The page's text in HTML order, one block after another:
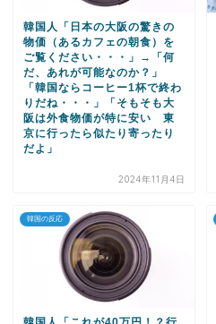
韓国人「日本の大阪の驚きの
物価（あるカフェの朝食）を
ご覧ください・・・」→「何
だ、あれが可能なのか？」
「韓国ならコーヒー1杯で終わ
りだね・・・」「そもそも大
阪は外食物価が特に安い 東
京に行ったら似たり寄ったり
だよ」
2024年11月4日
韓国の反応